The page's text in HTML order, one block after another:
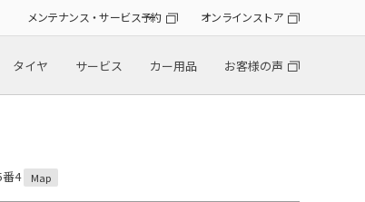
メンテナンス・サービス予約 オンラインストア
タイヤ サービス カー用品 お客様の声
4 Map